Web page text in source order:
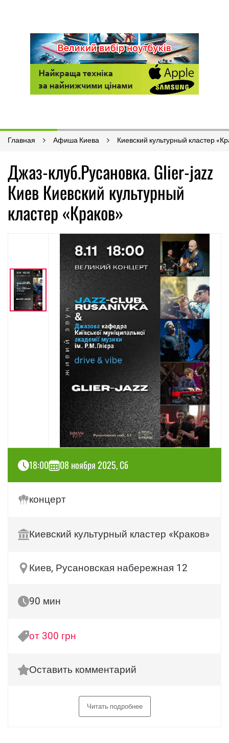
Главная Афиша Киева Киевский культурный кластер
Джаз-клуб.Русановка. Glier-jazz
Киев Киевский культурный
кластер «Краков»
18:00 08 ноября 2025, Сб
концерт
Киевский культурный кластер «Краков»
Киев, Русановская набережная 12
90 мин
от 300 грн
Оставить комментарий
Читать подробнее